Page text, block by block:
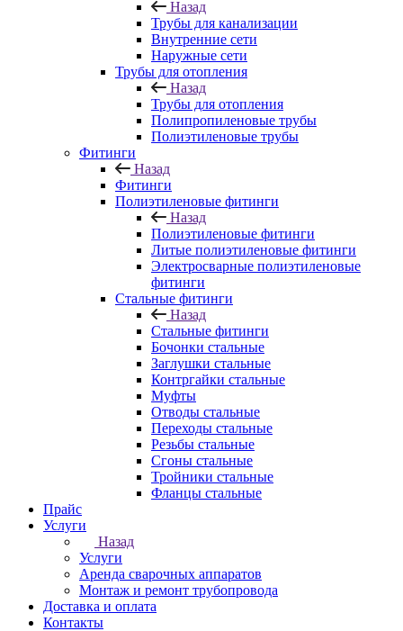
Назад
Трубы для канализации
Внутренние сети
Наружные сети
Трубы для отопления
Назад
Трубы для отопления
Полипропиленовые трубы
Полиэтиленовые трубы
Фитинги
Назад
Фитинги
Полиэтиленовые фитинги
Назад
Полиэтиленовые фитинги
Литые полиэтиленовые фитинги
Электросварные полиэтиленовые
фитинги
Стальные фитинги
Назад
Стальные фитинги
Бочонки стальные
Заглушки стальные
Контргайки стальные
Муфты
Отводы стальные
Переходы стальные
Резьбы стальные
Сгоны стальные
Тройники стальные
Фланцы стальные
Прайс
Услуги
Назад
Услуги
Аренда сварочных аппаратов
Монтаж и ремонт трубопровода
Доставка и оплата
Контакты